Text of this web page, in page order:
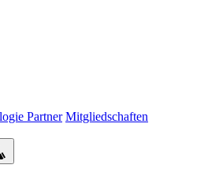
Partner Mitgliedschaften